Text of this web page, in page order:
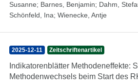
Susanne; Barnes, Benjamin; Dahm,
Schönfeld, Ina; Wienecke, Antje
2025-12-11 Zeitschriftenartikel
Indikatorenblätter Methodeneffekte:
Methodenwechsels beim Start des